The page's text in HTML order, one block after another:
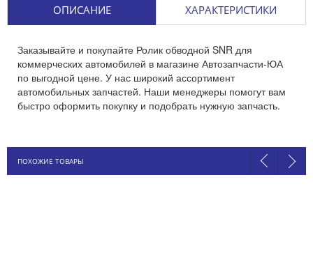
ОПИСАНИЕ ХАРАКТЕРИСТИКИ
Заказывайте и покупайте Ролик обводной SNR для
коммерческих автомобилей в магазине Автозапчасти-ЮА
по выгодной цене. У нас широкий ассортимент
автомобильных запчастей. Наши менеджеры помогут вам
быстро оформить покупку и подобрать нужную запчасть.
ПОХОЖИЕ ТОВАРЫ